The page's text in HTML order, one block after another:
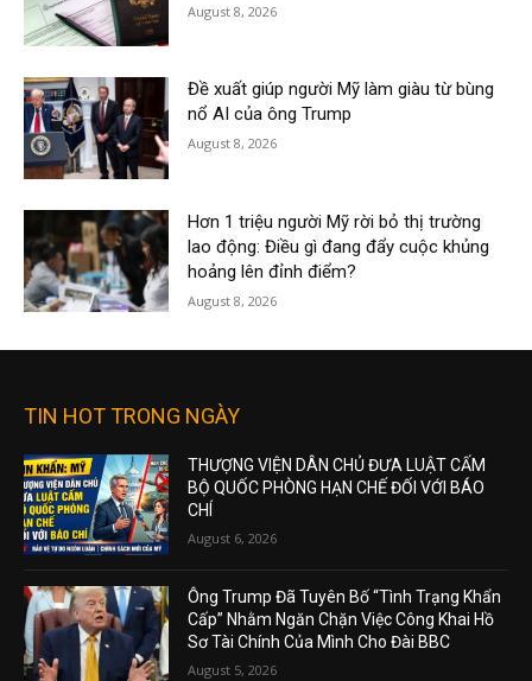
August 8, 2026
Đề xuất giúp người Mỹ làm giàu từ bùng
nổ AI của ông Trump
August 8, 2026
Hơn 1 triệu người Mỹ rời bỏ thị trường
lao động: Điều gì đang đẩy cuộc khủng
hoảng lên đỉnh điểm?
August 8, 2026
TIN HOT TRONG NGÀY
THƯỢNG VIỆN DÂN CHỦ ĐƯA LUẬT CẤM
BỘ QUỐC PHÒNG HẠN CHẾ ĐỐI VỚI BÁO
CHÍ
August 6, 2026
Ông Trump Đã Tuyên Bố “Tình Trạng Khẩn
Cấp” Nhằm Ngăn Chặn Việc Công Khai Hồ
Sơ Tài Chính Của Mình Cho Đài BBC
August 5, 2026